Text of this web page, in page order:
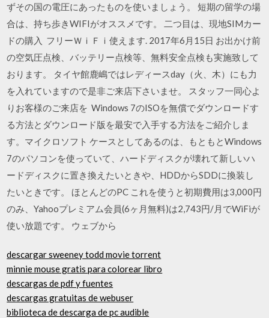
ずその国の電圧にあったものを使いましょう。 短期の留学の場
合は、持ち歩きWIFIがオススメです。 二つ目は、現地SIMカー
ドの購入 フリーＷｉＦｉ使えます. 2017年6月15日 お出かけ前
の空気圧点検、バッテリー点検等、無料安全点検も実施致して
おります。 タイヤ館鹿嶋ではレディースday（火、木）にも力
を入れていますので是非ご来店下さいませ。 スタッフ一同心よ
りお客様のご来店を Windows 7のISOを無償でダウンロードす
る方法とダウンロード版を最安で入手する方法をご紹介しま
す。マイクロソフト ケースとしてあるのは、もともとWindows
7のパソコンを使っていて、ハードディスクが壊れて新しいハ
ードディスクに置き換えたいときや、HDDからSDDに換装し
たいときです。 ほとんどのPC これを使うと初期費用は3,000円
のみ、Yahooプレミアム会員(6ヶ月無料)は2,743円/月でWiFiが
使い放題です。 ウェブから
descargar sweeney todd movie torrent
minnie mouse gratis para colorear libro
descargas de pdf y fuentes
descargas gratuitas de webuser
biblioteca de descarga de pc audible